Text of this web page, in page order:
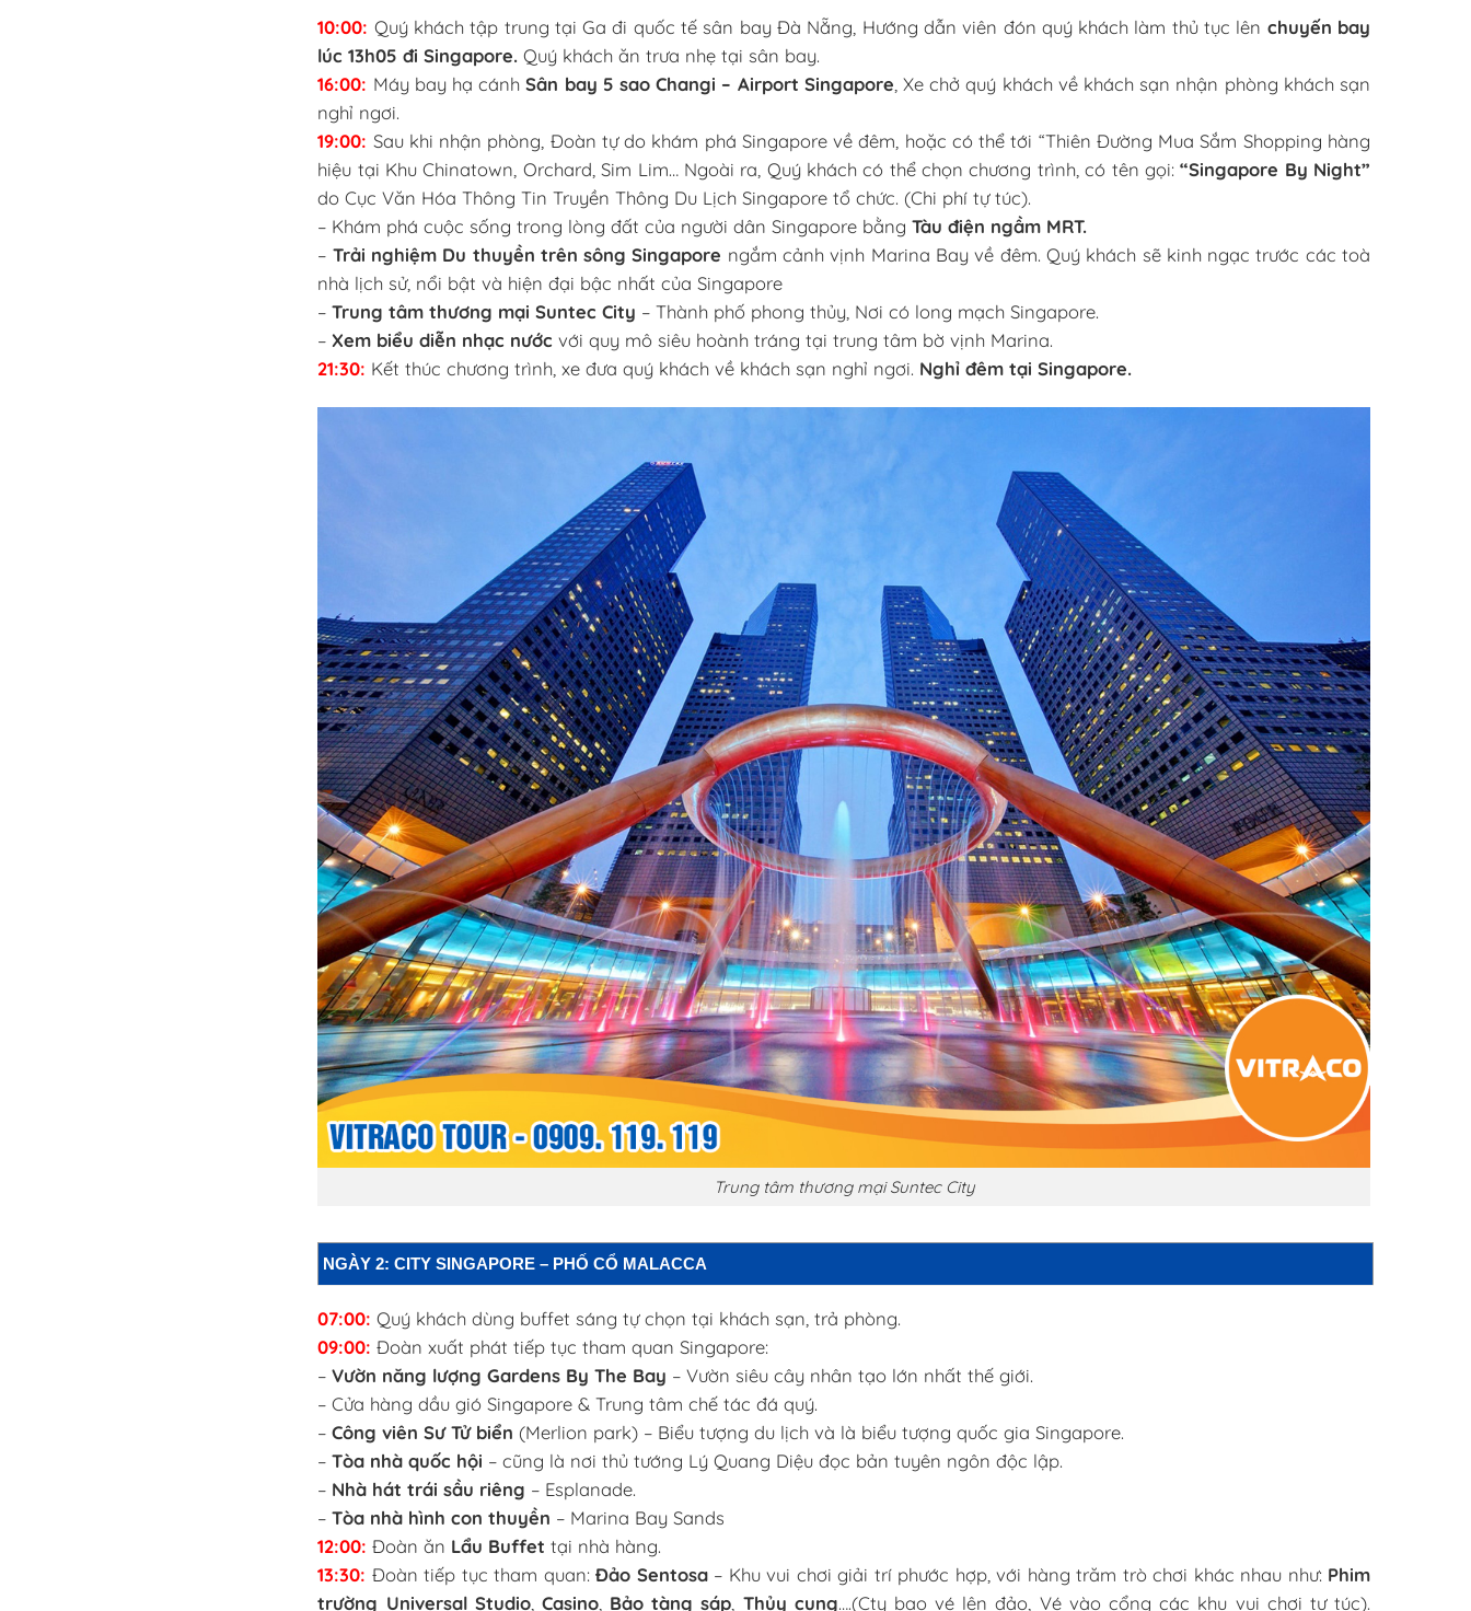
10:00: Quý khách tập trung tại Ga đi quốc tế sân bay Đà Nẵng, Hướng dẫn viên đón quý khách làm thủ tục lên chuyến bay
lúc 13h05 đi Singapore.Quý khách ăn trưa nhẹ tại sân bay.
16:00: Máy bay hạ cánhSân bay 5 sao Changi – Airport Singapore , Xe chở quý khách về khách sạn nhận phòng khách sạn
nghỉ ngơi.
19:00: Sau khi nhận phòng, Đoàn tự do khám phá Singapore về đêm, hoặc có thể tới “Thiên Đường Mua Sắm Shopping hàng
hiệu tại Khu Chinatown, Orchard, Sim Lim… Ngoài ra, Quý khách có thể chọn chương trình, có tên gọi: “Singapore By Night”
do Cục Văn Hóa Thông Tin Truyền Thông Du Lịch Singapore tổ chức. (Chi phí tự túc).
– Khám phá cuộc sống trong lòng đất của người dân Singapore bằngTàu điện ngầm MRT.
– Trải nghiệm Du thuyền trên sông Singapore ngắm cảnh vịnh Marina Bay về đêm. Quý khách sẽ kinh ngạc trước các toà
nhà lịch sử, nổi bật và hiện đại bậc nhất của Singapore
– Trung tâm thương mại Suntec City –Thành phố phong thủy, Nơi có long mạch Singapore.
– Xem biểu diễn nhạc nước với quy mô siêu hoành tráng tại trung tâm bờ vịnh Marina.
21:30: Kết thúc chương trình, xe đưa quý khách về khách sạn nghỉ ngơi. Nghỉ đêm tại Singapore.
Trung tâm thương mại Suntec City
NGÀY 2: CITY SINGAPORE – PHỐ CỔ MALACCA
07:00: Quý khách dùng buffet sáng tự chọn tại khách sạn, trả phòng.
09:00: Đoàn xuất phát tiếp tục tham quan Singapore:
– Vườn năng lượng Gardens By The Bay – Vườn siêu cây nhân tạo lớn nhất thế giới.
– Cửa hàng dầu gió Singapore & Trung tâm chế tác đá quý.
– Công viên Sư Tử biển (Merlion park) – Biểu tượng du lịch và là biểu tượng quốc gia Singapore.
– Tòa nhà quốc hội – cũng là nơi thủ tướng Lý Quang Diệu đọc bản tuyên ngôn độc lập.
– Nhà hát trái sầu riêng – Esplanade.
– Tòa nhà hình con thuyền – Marina Bay Sands
12:00: Đoàn ăn Lẩu Buffet tại nhà hàng.
13:30: Đoàn tiếp tục tham quan:Đảo Sentosa – Khu vui chơi giải trí phước hợp, với hàng trăm trò chơi khác nhau như: Phim
trường Universal Studio, Casino, Bảo tàng sáp Thủy cung….(Cty bao vé lên đảo, Vé vào cổng các khu vui chơi tự túc).